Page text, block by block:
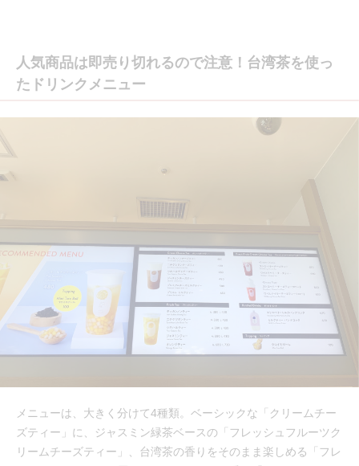
人気商品は即売り切れるので注意！台湾茶を使っ
たドリンクメニュー
メニューは、大きく分けて4種類。ベーシックな「クリームチー
ズティー」に、ジャスミン緑茶ベースの「フレッシュフルーツク
リームチーズティー」、台湾茶の香りをそのまま楽しめる「フレ